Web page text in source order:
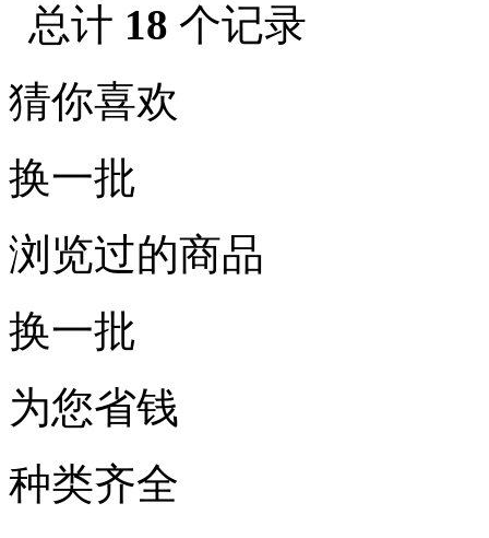
总计 18 个记录
猜你喜欢
换一批
浏览过的商品
换一批
为您省钱
种类齐全